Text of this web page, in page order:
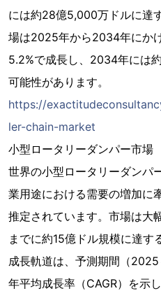
には約28億5,000万ドルに達
場は2025年から2034年にか
5.2%で成長し、2034年には
可能性があります。
https://
ler-chain-market
小型ロータリーダンパー市場
世界の小型ロータリーダンパ
業用途における需要の増加に
推定されています。市場は大
までに約15億ドル規模に達
成長軌道は、予測期間（
年平均成長率（CAGR）を示し